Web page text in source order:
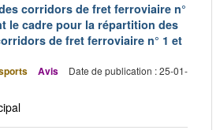
corridors de fret ferroviaire n°
le cadre pour la répartition des
de fret ferroviaire n° 1 et
Avis
Date de publication : 25-01-